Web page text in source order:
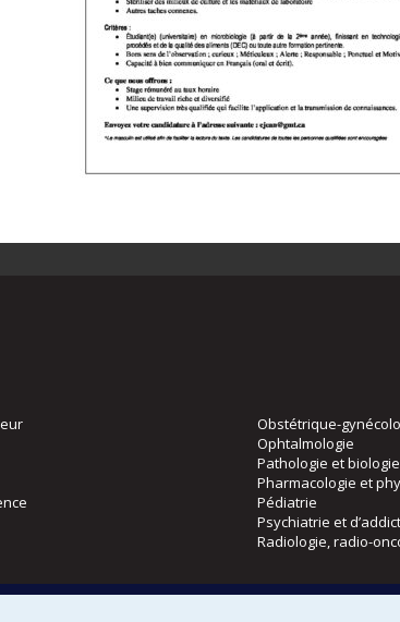
Obstétrique-
Ophtalmologie
Pathologie et
Pharmacologie et
Pédiatrie
Psychiatrie et
Radiologie, radio-